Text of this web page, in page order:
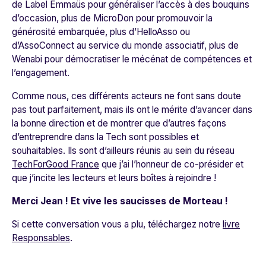
de Label Emmaüs pour généraliser l’accès à des bouquins
d’occasion, plus de MicroDon pour promouvoir la
générosité embarquée, plus d’HelloAsso ou
d’AssoConnect au service du monde associatif, plus de
Wenabi pour démocratiser le mécénat de compétences et
l’engagement.
Comme nous, ces différents acteurs ne font sans doute
pas tout parfaitement, mais ils ont le mérite d’avancer dans
la bonne direction et de montrer que d’autres façons
d’entreprendre dans la Tech sont possibles et
souhaitables. Ils sont d’ailleurs réunis au sein du réseau
TechForGood France que j’ai l’honneur de co-présider et
que j’incite les lecteurs et leurs boîtes à rejoindre !
Merci Jean ! Et vive les saucisses de Morteau !
Si cette conversation vous a plu, téléchargez notre livre
Responsables.